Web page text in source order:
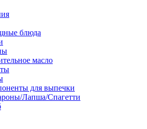
блюда
масло
для выпечки
Лапша/Спагетти